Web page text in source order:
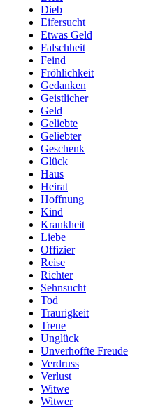
Dieb
Eifersucht
Etwas Geld
Falschheit
Feind
Fröhlichkeit
Gedanken
Geistlicher
Geld
Geliebte
Geliebter
Geschenk
Glück
Haus
Heirat
Hoffnung
Kind
Krankheit
Liebe
Offizier
Reise
Richter
Sehnsucht
Tod
Traurigkeit
Treue
Unglück
Unverhoffte Freude
Verdruss
Verlust
Witwe
Witwer